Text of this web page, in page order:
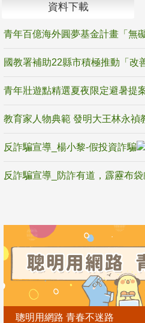
資料下載
反詐騙宣導_楊小黎-假投資詐騙
聰明用網路 青春不迷路